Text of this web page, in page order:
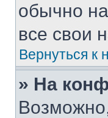
обычно
все свои
Вернуться к
» На